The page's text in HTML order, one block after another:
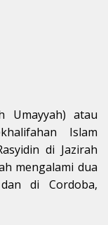
Umayyah) atau
Islam
di Jazirah
mengalami dua
di Cordoba,